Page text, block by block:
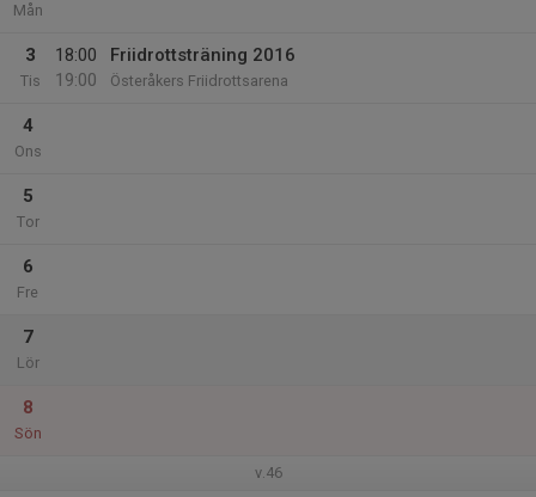
Mån
3
Tis
18:00
19:00
Friidrottsträning 2016
Österåkers Friidrottsarena
4
Ons
5
Tor
6
Fre
7
Lör
8
Sön
v.46